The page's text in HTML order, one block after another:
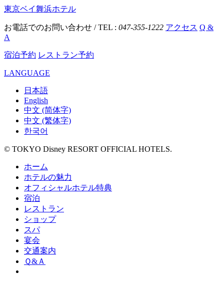
東京ベイ舞浜ホテル
お電話でのお問い合わせ / TEL : 047-355-1222 アクセス Q &
A
宿泊予約 レストラン予約
LANGUAGE
日本語
English
中文 (简体字)
中文 (繁体字)
한국어
© TOKYO Disney RESORT OFFICIAL HOTELS.
ホーム
ホテルの魅力
オフィシャルホテル特典
宿泊
レストラン
ショップ
スパ
宴会
交通案内
Ｑ&Ａ